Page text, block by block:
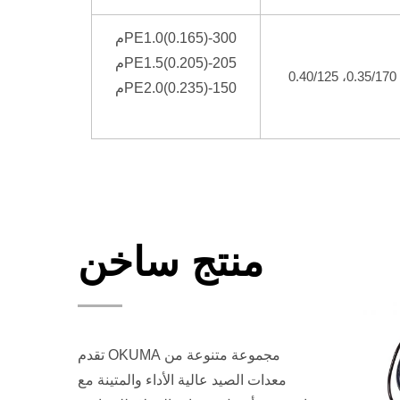
PE1.0(0.165)-300م
PE1.5(0.205)-205م
PE2.0(0.235)-150م
منتج ساخن
تقدم OKUMA مجموعة متنوعة من
معدات الصيد عالية الأداء والمتينة مع